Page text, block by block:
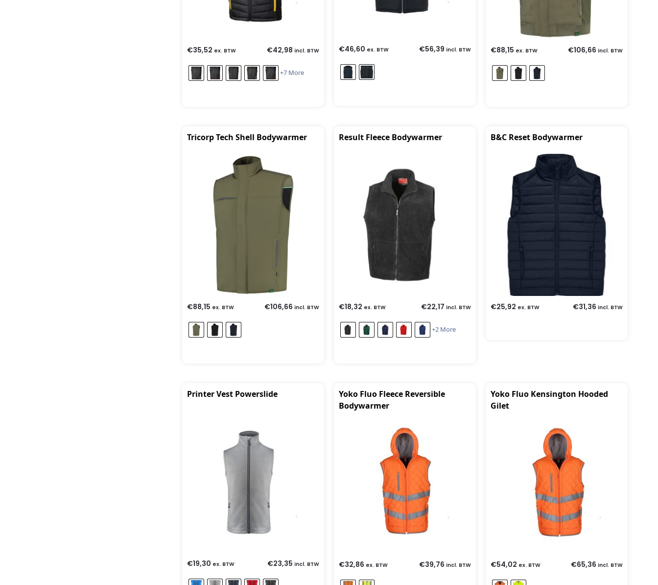
€35,52 ex. BTW €42,98 incl. BTW
+7 More
€46,60 ex. BTW €56,39 incl. BTW €88,15 ex. BTW €106,66 incl. BTW
Tricorp Tech Shell Bodywarmer
€88,15 ex. BTW €106,66 incl. BTW
Result Fleece Bodywarmer
€18,32 ex. BTW €22,17 incl. BTW
+2 More
B&C Reset Bodywarmer
€25,92 ex. BTW €31,36 incl. BTW
Printer Vest Powerslide
€19,30 ex. BTW €23,35 incl. BTW
Yoko Fluo Fleece Reversible
Bodywarmer
€32,86 ex. BTW €39,76 incl. BTW
Yoko Fluo Kensington Hooded
Gilet
€54,02 ex. BTW €65,36 incl. BTW